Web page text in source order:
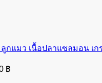
ลูกแมว เนื้อปลาแซลมอน เก
฿